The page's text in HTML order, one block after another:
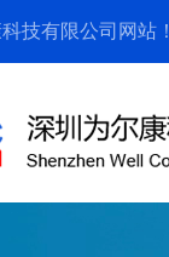
技有限公司网站！